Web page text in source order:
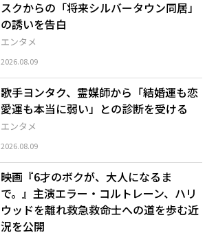
エンタメ
スクからの「将来シルバータウン同居」
の誘いを告白
2026.08.09
エンタメ
歌手ヨンタク、霊媒師から「結婚運も恋
愛運も本当に弱い」との診断を受ける
2026.08.09
映画『6才のボクが、大人になるま
で。』主演エラー・コルトレーン、ハリ
ウッドを離れ救急救命士への道を歩む近
況を公開